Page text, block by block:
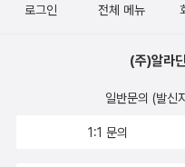
로그인 전체 메뉴
(주)알라
일반문의 (발신
1:1 문의